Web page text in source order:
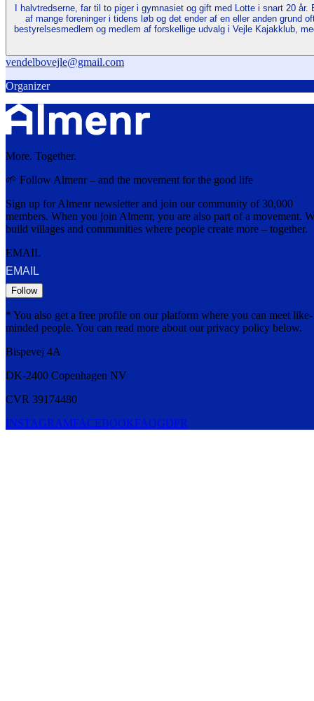
I halvtredserne, far til to piger i gymnasiet og gift med Lotte i snart 20
af mange foreninger i tidens løb og det ender af en eller anden grund
bestyrelsesmedlem og medlem af forskellige udvalg i Vejle Kajakklub,
vendelbovejle@gmail.com
Organizer
More. Together.
🌱 Follow Almenr – and the movement for the good life
Sign up for Almenr newsletter and join our community of 30,000
members. When you join Almenr, you are also part of a movement.
build villages and communities where people create more – together.
EMAIL
Follow
* You also get a free profile on our platform where you can meet like-
minded people. You can read more about our privacy policy below.
Bispevej 4A
DK-2400 Copenhagen NV
CVR 39174480
INSTAGRAMFACEBOOKFAQGDPR